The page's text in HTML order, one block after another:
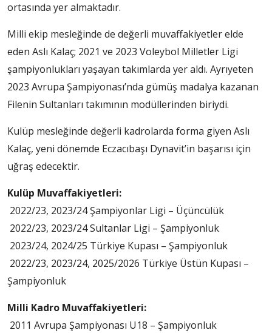
ortasında yer almaktadır.
Milli ekip mesleğinde de değerli muvaffakiyetler elde
eden Aslı Kalaç; 2021 ve 2023 Voleybol Milletler Ligi
şampiyonlukları yaşayan takımlarda yer aldı. Ayrıyeten
2023 Avrupa Şampiyonası’nda gümüş madalya kazanan
Filenin Sultanları takımının modüllerinden biriydi.
Kulüp mesleğinde değerli kadrolarda forma giyen Aslı
Kalaç, yeni dönemde Eczacıbaşı Dynavit’in başarısı için
uğraş edecektir.
Kulüp Muvaffakiyetleri:
2022/23, 2023/24 Şampiyonlar Ligi – Üçüncülük
2022/23, 2023/24 Sultanlar Ligi – Şampiyonluk
2023/24, 2024/25 Türkiye Kupası – Şampiyonluk
2022/23, 2023/24, 2025/2026 Türkiye Üstün Kupası –
Şampiyonluk
Milli Kadro Muvaffakiyetleri:
2011 Avrupa Şampiyonası U18 – Şampiyonluk